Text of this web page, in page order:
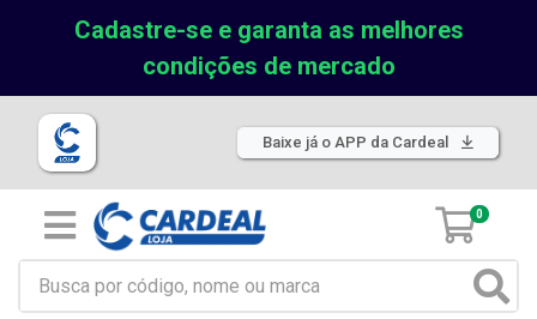
Cadastre-se e garanta as melhores
condições de mercado
Baixe já o APP da Cardeal
0